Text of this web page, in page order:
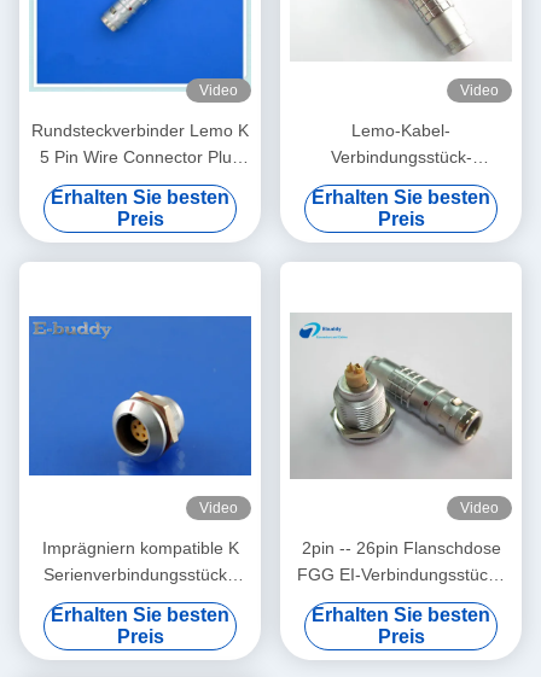
Video
Rundsteckverbinder Lemo K
5 Pin Wire Connector Plug
Waterproof IP68
Erhalten Sie besten
Preis
Video
Lemo-Kabel-
Verbindungsstück-
wasserdichter
Rundsteckverbinder FGG
IP68 0K 303
Erhalten Sie besten
Preis
Video
Imprägniern kompatible K
Serienverbindungsstücke
5pin Lemo Flanschdose
Rundsteckverbinder EIES 0K
305
Erhalten Sie besten
Preis
Video
2pin -- 26pin Flanschdose
FGG EI-Verbindungsstücke
0K 1K 2K imprägniern
Rundsteckverbinder
Erhalten Sie besten
Preis